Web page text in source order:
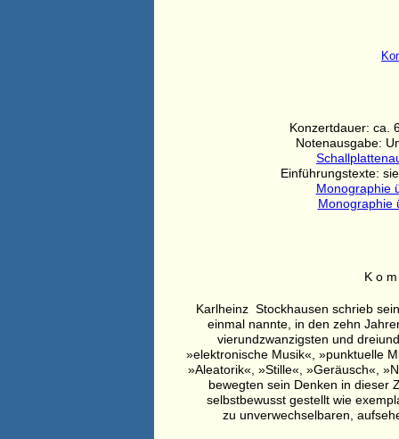
Konzertdauer: ca.
Notenausgabe:
Einführungstexte:
Monographie
Monographie
K o
Karlheinz Stockhausen schrieb
einmal nannte, in den zehn
vierundzwanzigsten und
»elektronische Musik«, »punktuelle
»Aleatorik«, »Stille«, »Geräusch«,
bewegten sein Denken in dieser
selbstbewusst gestellt wie
zu unverwechselbaren,